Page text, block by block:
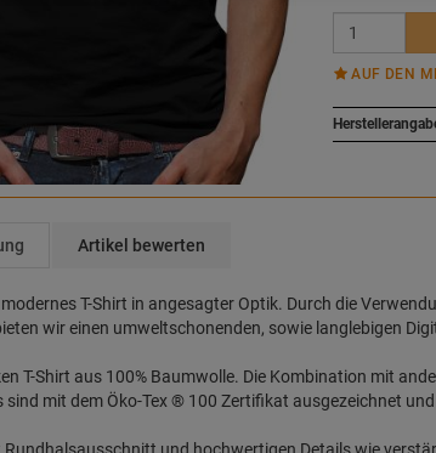
AUF DEN
Artikel bewerten
T-Shirt in angesagter Optik. Durch die
wir einen umweltschonenden, sowie langlebigen
T-Shirt aus 100% Baumwolle. Die Kombination mit
sind mit dem Öko-Tex ® 100 Zertifikat ausgezeichnet